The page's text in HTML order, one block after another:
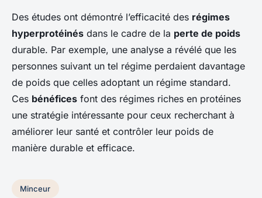
Des études ont démontré l’efficacité des régimes
hyperprotéinés dans le cadre de la perte de poids
durable. Par exemple, une analyse a révélé que les
personnes suivant un tel régime perdaient davantage
de poids que celles adoptant un régime standard.
Ces bénéfices font des régimes riches en protéines
une stratégie intéressante pour ceux recherchant à
améliorer leur santé et contrôler leur poids de
manière durable et efficace.
Minceur